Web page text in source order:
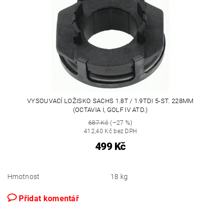
VYSOUVACÍ LOŽISKO SACHS 1.8T / 1.9TDI 5-ST. 228MM
(OCTAVIA I, GOLF IV ATD.)
687 Kč(–27 %)
412,40 Kč bez DPH
499 Kč
Hmotnost 18 kg
Přidat komentář